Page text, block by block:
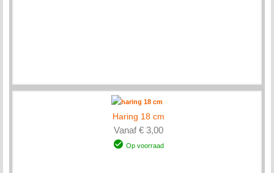
Haring 18 cm
Vanaf € 3,00
Op voorraad